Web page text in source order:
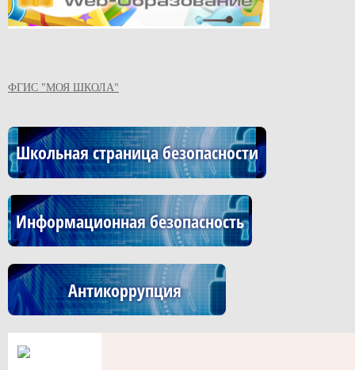
ФГИС "МОЯ ШКОЛА"
Школьная страница безопасности
Информационная безопасность
Антикоррупция